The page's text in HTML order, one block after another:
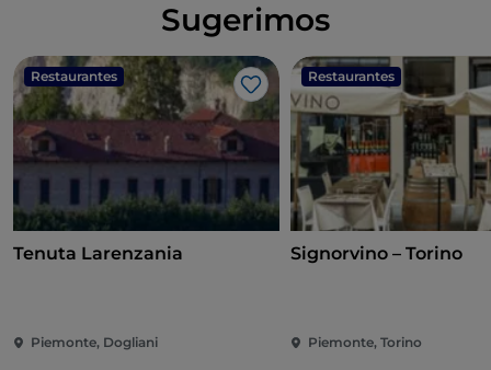
Sugerimos
Restaurantes
Me gusta
Tenuta Larenzania
Piemonte, Dogliani
Restaurantes
Signorvino – Torino
Piemonte, Torino